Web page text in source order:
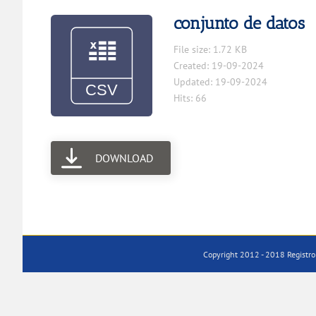
conjunto de datos
File size: 1.72 KB
Created: 19-09-2024
Updated: 19-09-2024
Hits: 66
DOWNLOAD
Copyright 2012 - 2018